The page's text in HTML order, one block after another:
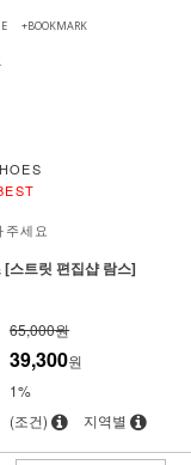
+BOOKMARK
주세요
스트릿 편집샵 람스]
65,000원
39,300원
1%
(조건) 지역별